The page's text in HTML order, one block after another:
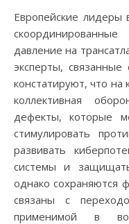
Европейские лидеры
давление на
эксперты,
констатируют, что
коллективная
дефекты, которые
стимулировать
развивать
системы и
однако сохраняются
связаны с
применимой в